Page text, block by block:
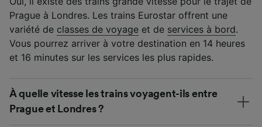
Prague à Londres. Les trains Eurostar offrent une
variété de classes de voyage et de services à bord.
Vous pourrez arriver à votre destination en 14 heures
et 16 minutes sur les services les plus rapides.
À quelle vitesse les trains voyagent-ils entre
Prague et Londres ?